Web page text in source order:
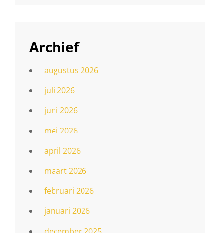
Archief
augustus 2026
juli 2026
juni 2026
mei 2026
april 2026
maart 2026
februari 2026
januari 2026